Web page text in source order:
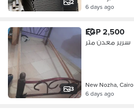
2
6 days ago
3
EGP 2,500
سرير معدن متر
New Nozha, Cairo
6 days ago